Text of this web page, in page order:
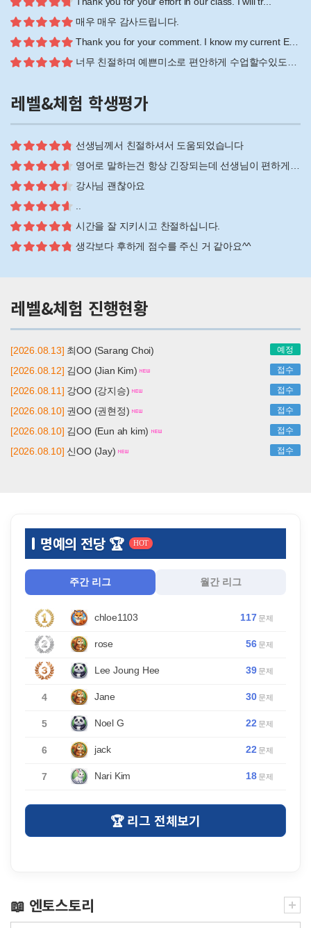
매우 매우 감사드립니다.
Thank you for your comment. I know my current Engl...
너무 친절하며 예쁜미소로 편안하게 수업할수있도록 지도해 주셔서 너무 감사합니다
레벨&체험 학생평가
선생님께서 친절하셔서 도움되었습니다
영어로 말하는건 항상 긴장되는데 선생님이 편하게 대해주셔서 감사했습니다
강사님 괜찮아요
시간을 잘 지키시고 찬절하십니다.
생각보다 후하게 점수를 주신 거 같아요^^
레벨&체험 진행현황
[2026.08.13] 최OO (Sarang Choi) 예정
[2026.08.12] 김OO (Jian Kim) 접수
[2026.08.11] 강OO (강지승) 접수
[2026.08.10] 권OO (권현정) 접수
[2026.08.10] 김OO (Eun ah kim) 접수
[2026.08.10] 신OO (Jay) 접수
명예의 전당 🏆 HOT
주간 리그 월간 리그
chloe1103 117 문제
rose 56문제
Lee Joung Hee 39문제
4 Jane 30문제
5 Noel G 22 문제
6 jack 22 문제
7 Nari Kim 18문제
🏆 리그 전체보기
📖 엔토스토리